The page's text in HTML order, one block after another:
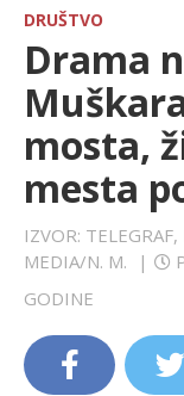
HRONIKA
FARMERI
SPORT
EXTRA
DRUŠTVO
Drama
mosta,
mesta
IZVOR:
MEDIA/N. M.
|
GODINE